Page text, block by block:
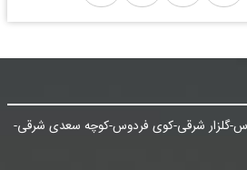
گلزار شرقی-کوی فردوس-کوچه سعدی شرقی-